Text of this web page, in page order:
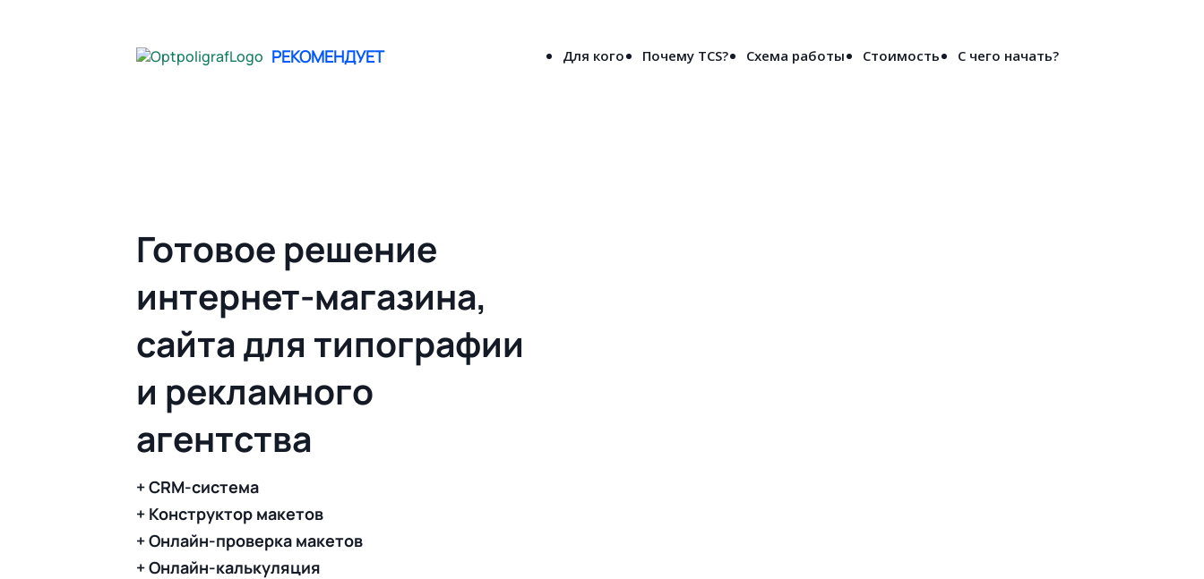
РЕКОМЕНДУЕТ Для кого Почему TCS? Схема работы Стоимость С чего начать?
Готовое решение
интернет-магазина,
сайта для типографии
и рекламного
агентства
+ CRM-система
+ Конструктор макетов
+ Онлайн-проверка макетов
+ Онлайн-калькуляция